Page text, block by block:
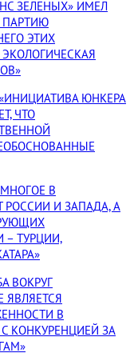
ЗЕЛЕНЫХ» ИМЕЛ
ПАРТИЮ
ЭТИХ
ЭКОЛОГИЧЕСКАЯ
ЮНКЕРА
ЧТО
В
РОССИИ И ЗАПАДА, А
– ТУРЦИИ,
ВОКРУГ
ЯВЛЯЕТСЯ
В
КОНКУРЕНЦИЕЙ ЗА